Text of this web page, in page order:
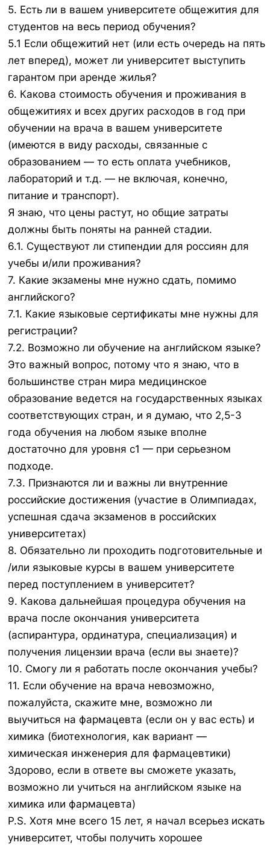
5. Есть ли в вашем университете общежития для
студентов на весь период обучения?
5.1 Если общежитий нет (или есть очередь на пять
лет вперед), может ли университет выступить
гарантом при аренде жилья?
6. Какова стоимость обучения и проживания в
общежитиях и всех других расходов в год при
обучении на врача в вашем университете
(имеются в виду расходы, связанные с
образованием — то есть оплата учебников,
лабораторий и т.д. — не включая, конечно,
питание и транспорт).
Я знаю, что цены растут, но общие затраты
должны быть поняты на ранней стадии.
6.1. Существуют ли стипендии для россиян для
учебы и/или проживания?
7. Какие экзамены мне нужно сдать, помимо
английского?
7.1. Какие языковые сертификаты мне нужны для
регистрации?
7.2. Возможно ли обучение на английском языке?
Это важный вопрос, потому что я знаю, что в
большинстве стран мира медицинское
образование ведется на государственных языках
соответствующих стран, и я думаю, что 2,5-3
года обучения на любом языке вполне
достаточно для уровня с1 — при серьезном
подходе.
7.3. Признаются ли и важны ли внутренние
российские достижения (участие в Олимпиадах,
успешная сдача экзаменов в российских
университетах)
8. Обязательно ли проходить подготовительные и
/или языковые курсы в вашем университете
перед поступлением в университет?
9. Какова дальнейшая процедура обучения на
врача после окончания университета
(аспирантура, ординатура, специализация) и
получения лицензии врача (если вы знаете)?
10. Смогу ли я работать после окончания учебы?
11. Если обучение на врача невозможно,
пожалуйста, скажите мне, возможно ли
выучиться на фармацевта (если он у вас есть) и
химика (биотехнология, как вариант —
химическая инженерия для фармацевтики)
Здорово, если в ответе вы сможете указать,
возможно ли учиться на английском языке на
химика или фармацевта)
P.S. Хотя мне всего 15 лет, я начал всерьез искать
университет, чтобы получить хорошее